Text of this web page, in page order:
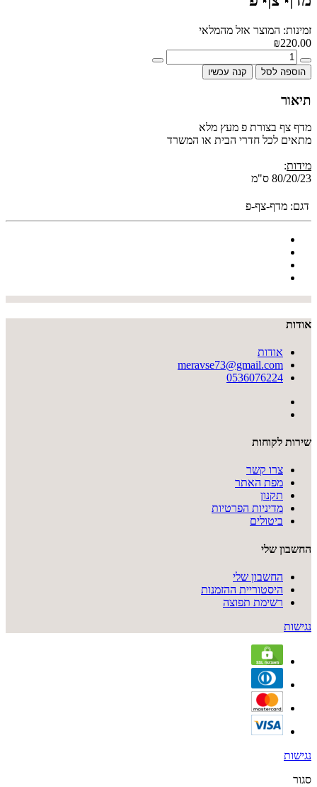
זמינות: המוצר אזל מהמלאי
₪220.00
הוספה לסל קנה עכשיו
תיאור
מדף צף בצורת פ מעץ מלא
מתאים לכל חדרי הבית או המשרד
מידות:
80/20/23 ס"מ
דגם: מדף-צף-פ
אודות
אודות
meravse73@gmail.com
0536076224
שירות לקוחות
צרו קשר
מפת האתר
תקנון
מדיניות הפרטיות
ביטולים
החשבון שלי
החשבון שלי
היסטוריית ההזמנות
רשימת תפוצה
נגישות
נגישות
סגור